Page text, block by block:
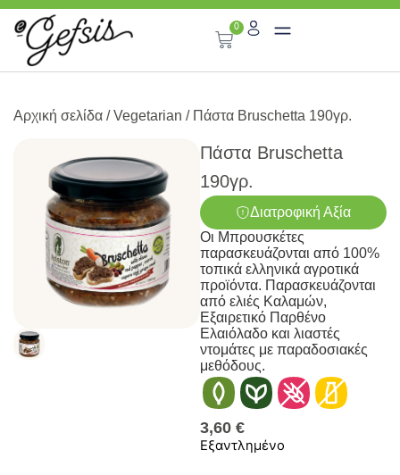
0
Αρχική σελίδα /Vegetarian / Πάστα Bruschetta 190γρ.
Πάστα Bruschetta
190γρ.
Διατροφική Αξία
Οι Μπρουσκέτες
παρασκευάζονται από 100%
τοπικά ελληνικά αγροτικά
προϊόντα. Παρασκευάζονται
από ελιές Καλαμών,
Εξαιρετικό Παρθένο
Ελαιόλαδο και λιαστές
ντομάτες με παραδοσιακές
μεθόδους.
3,60 €
Εξαντλημένο